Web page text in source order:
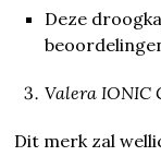
Deze
Valera IONIC
Dit merk zal